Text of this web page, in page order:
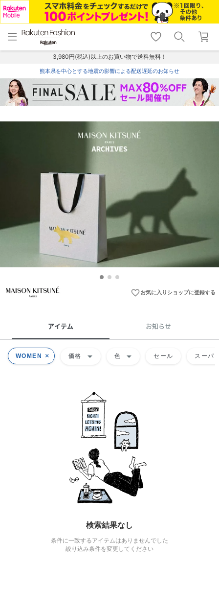
menu home
トップ
shopping_cart lock_outline
ログイン
3,980円(税込)以上のお買い物で送料無料！
熊本県を中心とする地震の影響による配送遅延のお知らせ
favorite_borderお気に入りショップに登録する
アイテム お知らせ
WOMEN 価格 arrow_drop_down 色 arrow_drop_down セール スーパ
検索結果なし
条件に一致するアイテムはありませんでした
絞り込み条件を変更してください